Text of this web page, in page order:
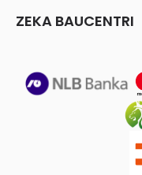
ZEKA BAUCENTRI